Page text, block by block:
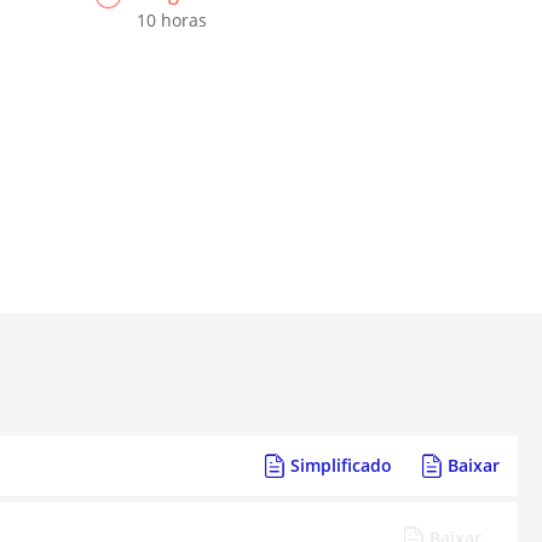
10 horas
Simplificado Baixar